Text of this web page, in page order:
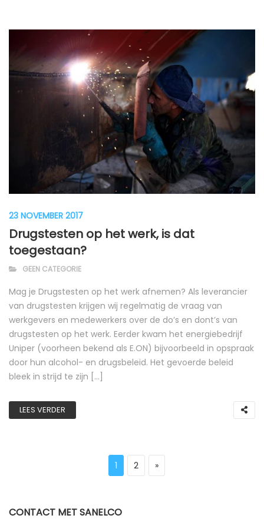
23 NOVEMBER 2017
Drugstesten op het werk, is dat
toegestaan?
GEEN CATEGORIE
Mag je Drugstesten op het werk afnemen? Als leverancier
van drugstesten krijgen wij regelmatig de vraag van
werkgevers en medewerkers over de do’s en dont’s van
drugstesten op het werk. Eerder kwam het energiebedrijf
Uniper (voorheen bekend als E.ON) bijvoorbeeld in opspraak
door hun alcohol- en drugsbeleid. Het gevoerde beleid
bleek in strijd te zijn […]
LEES VERDER
Berichten paginering
Page
1 Page
2 Next page
»
CONTACT MET SANELCO